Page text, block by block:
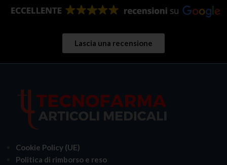
Lascia una recensione
Cookie Policy (UE)
Politica di rimborso e reso